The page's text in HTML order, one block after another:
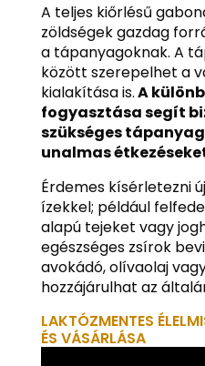
A teljes kiőrlésű
zöldségek gazdag
a tápanyagoknak. A
között szerepelhet a
kialakítása is.A
fogyasztása segít
szükséges
unalmas
Érdemes kísérletezni
ízekkel; például
alapú tejeket vagy
egészséges zsírok
avokádó, olívaolaj
hozzájárulhat az
LAKTÓZMENTES
ÉS VÁSÁRLÁSA